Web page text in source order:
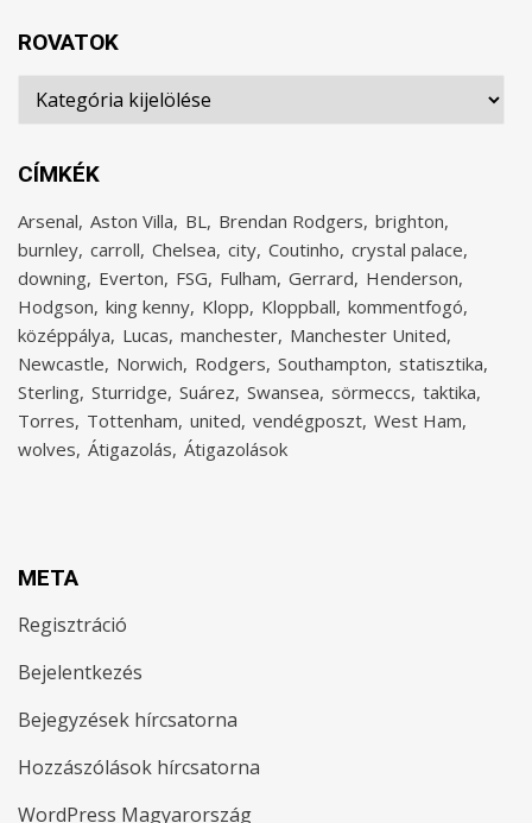
ROVATOK
Rovatok
CÍMKÉK
Arsenal Aston Villa BL Brendan Rodgers brighton
burnley carroll Chelsea city Coutinho crystal palace
downing Everton FSG Fulham Gerrard Henderson
Hodgson king kenny Klopp Kloppball kommentfogó
középpálya Lucas manchester Manchester United
Newcastle Norwich Rodgers Southampton statisztika
Sterling Sturridge Suárez Swansea sörmeccs taktika
Torres Tottenham united vendégposzt West Ham
wolves Átigazolás Átigazolások
META
Regisztráció
Bejelentkezés
Bejegyzések hírcsatorna
Hozzászólások hírcsatorna
WordPress Magyarország